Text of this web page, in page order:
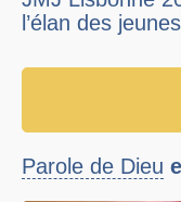
l’élan des
Parole de Dieu